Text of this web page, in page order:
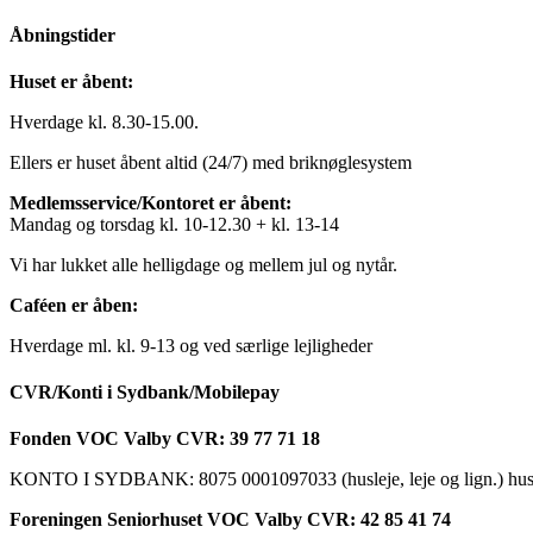
Åbningstider
Huset er åbent:
Hverdage kl. 8.30-15.00.
Ellers er huset åbent altid (24/7) med briknøglesystem
Medlemsservice/Kontoret er åbent:
Mandag og torsdag kl. 10-12.30 + kl. 13-14
Vi har lukket alle helligdage og mellem jul og nytår.
Caféen er åben:
Hverdage ml. kl. 9-13 og ved særlige lejligheder
CVR/Konti i Sydbank/Mobilepay
Fonden VOC Valby CVR: 39 77 71 18
KONTO I SYDBANK: 8075 0001097033 (husleje, leje og lign.)
Foreningen Seniorhuset VOC Valby CVR: 42 85 41 74